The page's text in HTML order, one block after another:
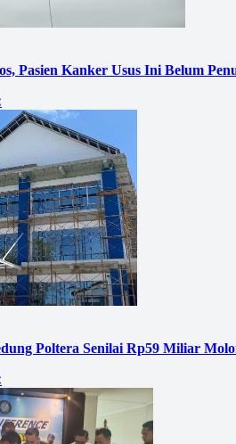
Pasien Kanker Usus Ini Belum
Poltera Senilai Rp59 Miliar